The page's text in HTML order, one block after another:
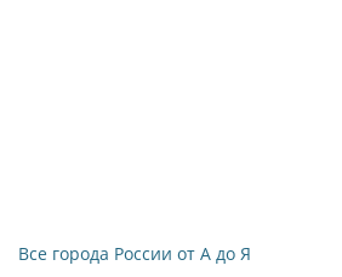
Все города России от А до Я